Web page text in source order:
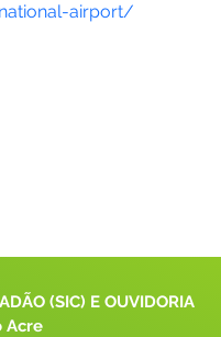
airport/
(SIC) E OUVIDORIA
Acre